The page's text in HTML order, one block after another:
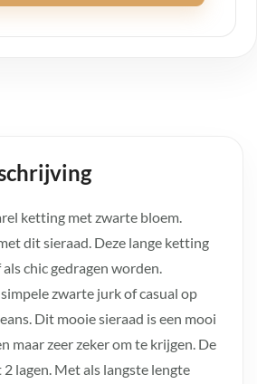
ketting met zwarte bloem.
dit sieraad. Deze lange ketting
chic gedragen worden.
zwarte jurk of casual op
Dit mooie sieraad is een mooi
maar zeer zeker om te krijgen. De
lagen. Met als langste lengte